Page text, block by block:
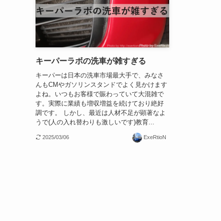
キーパーラボの洗車が雑すぎる
キーパーは日本の洗車市場最大手で、みなさ
んもCMやガソリンスタンドでよく見かけます
よね。いつもお客様で賑わっていて大混雑で
す。実際に業績も増収増益を続けており絶好
調です。 しかし、最近は人材不足が顕著なよ
うで(人の入れ替わりも激しいです)教育...
2025/03/06 ExeRtioN